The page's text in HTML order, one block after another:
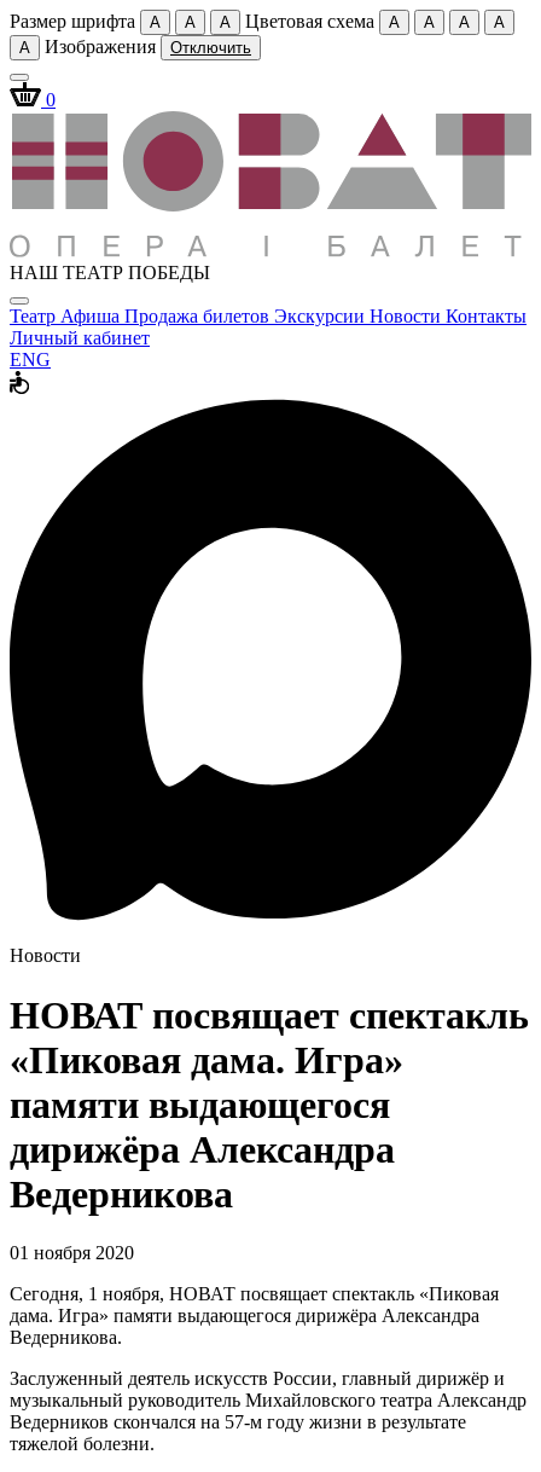
Размер шрифта A A A Цветовая схема A A A
A
A
Изображения Отключить
0
НАШ ТЕАТР ПОБЕДЫ
Театр Афиша Продажа билетов Экскурсии Новости Контакты
Личный кабинет
ENG
Новости
НОВАТ посвящает спектакль
«Пиковая дама. Игра»
памяти выдающегося
дирижёра Александра
Ведерникова
01 ноября 2020
Сегодня, 1 ноября, НОВАТ посвящает спектакль «Пиковая
дама. Игра» памяти выдающегося дирижёра Александра
Ведерникова.
Заслуженный деятель искусств России, главный дирижёр и
музыкальный руководитель Михайловского театра Александр
Ведерников скончался на 57-м году жизни в результате
тяжелой болезни.